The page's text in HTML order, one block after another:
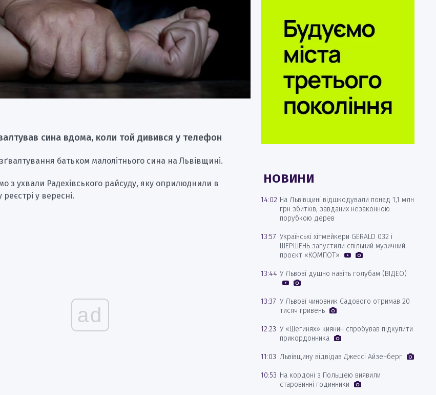
сина вдома, коли той дивився у телефон
зґвалтування батьком малолітнього сина на Львівщині.
з ухвали Радехівського райсуду, яку оприлюднили в
у вересні.
ad
НОВИНИ
14:02 На Львівщині відшкодували понад 1,1 млн
грн збитків, завданих незаконною
порубкою дерев
13:57 Українські хітмейкери GERALD 032 і
ШЕРШЕНЬ запустили спільний музичний
проєкт «КОМПОТ»
13:44 У Львові душно навіть голубам (ВІДЕО)
13:37 У Львові чиновник Садового отримав 20
тисяч гривень
12:23 У «Шегинях» киянин спробував підкупити
прикордонника
11:03 Львівщину відвідав Джессі Айзенберг
10:53 На кордоні з Польщею виявили
старовинні годинники